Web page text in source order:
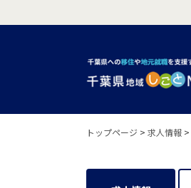
トップページ > 求人情報 >